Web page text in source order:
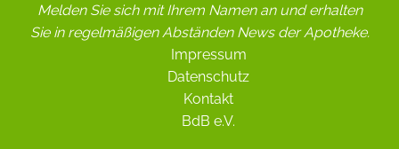
Melden Sie sich mit Ihrem Namen an und erhalten
Sie in regelmäßigen Abständen News der Apotheke.
Impressum
Datenschutz
Kontakt
BdB e.V.